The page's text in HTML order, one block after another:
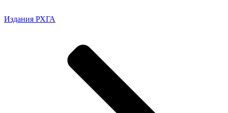
Издания РХГА